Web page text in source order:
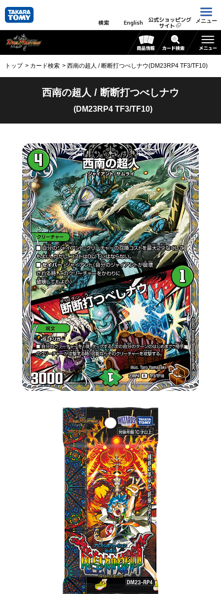
検索 English 公式ショッピング
サイト
メニュー
トップ カード検索 西南の超人 / 断断打つべしナウ(DM23RP4 TF3/TF10)
西南の超人 / 断断打つべしナウ
(DM23RP4 TF3/TF10)